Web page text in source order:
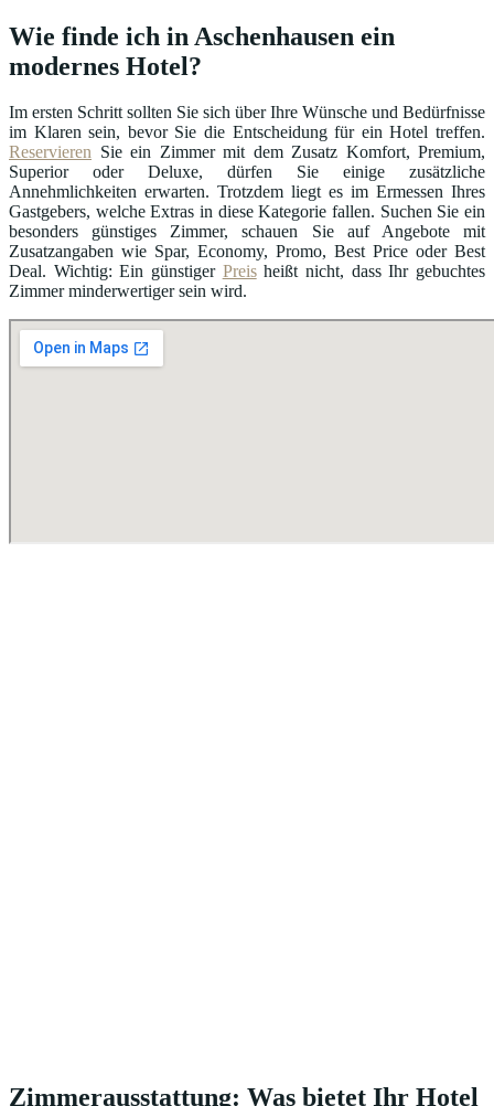
Wie finde ich in Aschenhausen ein
modernes Hotel?
Im ersten Schritt sollten Sie sich über Ihre Wünsche und Bedürfnisse
im Klaren sein, bevor Sie die Entscheidung für ein Hotel treffen.
Reservieren Sie ein Zimmer mit dem Zusatz Komfort, Premium,
Superior oder Deluxe, dürfen Sie einige zusätzliche
Annehmlichkeiten erwarten. Trotzdem liegt es im Ermessen Ihres
Gastgebers, welche Extras in diese Kategorie fallen. Suchen Sie ein
besonders günstiges Zimmer, schauen Sie auf Angebote mit
Zusatzangaben wie Spar, Economy, Promo, Best Price oder Best
Deal. Wichtig: Ein günstiger Preisheißt nicht, dass Ihr gebuchtes
Zimmer minderwertiger sein wird.
Zimmerausstattung: Was bietet Ihr Hotel